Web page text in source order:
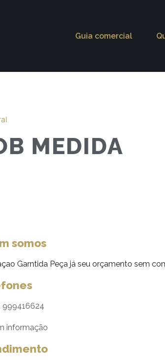
Guia comercial
MEDIDA
somos
Garntida Peça já seu orçamento sem
999416624
informação